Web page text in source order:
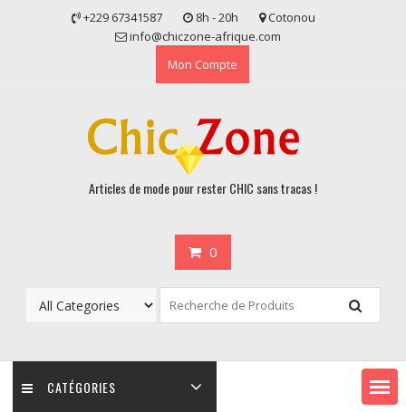
+229 67341587 8h - 20h
Cotonou
info@chiczone-afrique.com
Mon Compte
Articles de mode pour rester CHIC sans tracas !
0
CATÉGORIES